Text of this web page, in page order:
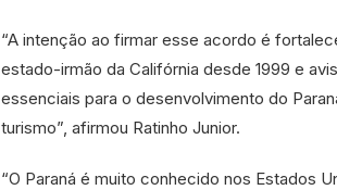
“A intenção ao firmar esse acordo é
estado-irmão da Califórnia desde 1999 e
essenciais para o desenvolvimento do
turismo”, afirmou Ratinho Junior.
“O Paraná é muito conhecido nos Estados